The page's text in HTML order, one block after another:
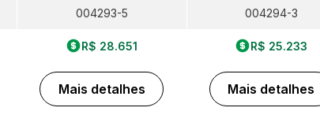
004293-5
R$ 28.651
Mais detalhes
004294-3
R$ 25.233
Mais detalhes